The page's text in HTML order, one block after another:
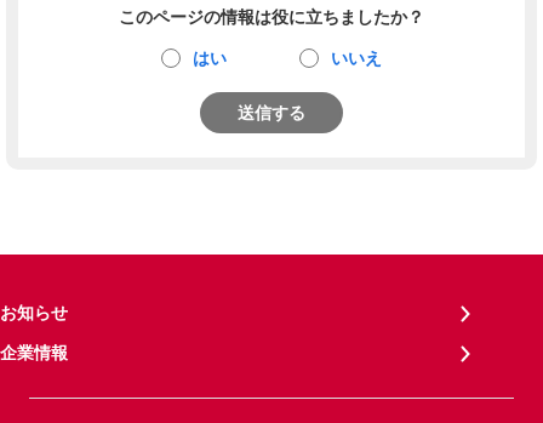
このページの情報は役に立ちましたか？
はい いいえ
送信する
お知らせ
企業情報